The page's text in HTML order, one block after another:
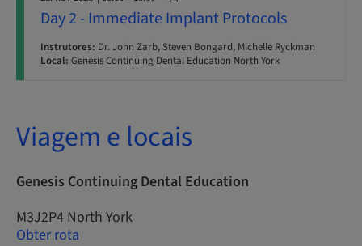
Day 2 - Immediate Implant Protocols
Instrutores: Dr. John Zarb, Steven Bongard, Michelle Ryckman
Local: Genesis Continuing Dental Education North York
Viagem e locais
Genesis Continuing Dental Education
M3J2P4 North York
Obter rota